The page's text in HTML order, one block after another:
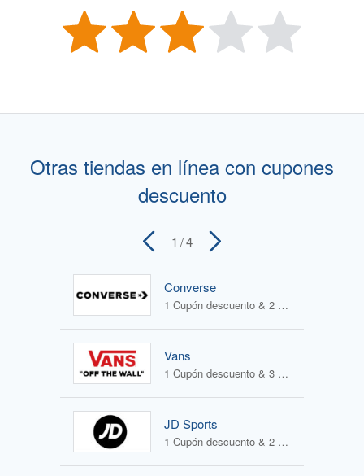
Otras tiendas en línea con cupones
descuento
1 / 4
Converse
1 Cupón descuento & 2 Ofertas
Vans
1 Cupón descuento & 3 Ofertas
JD Sports
1 Cupón descuento & 2 Ofertas